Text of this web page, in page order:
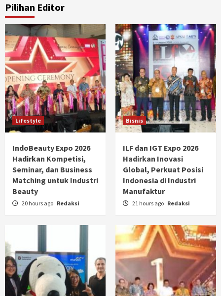
Pilihan Editor
Lifestyle
IndoBeauty Expo 2026
Hadirkan Kompetisi,
Seminar, dan Business
Matching untuk Industri
Beauty
20 hours ago Redaksi
Bisnis
ILF dan IGT Expo 2026
Hadirkan Inovasi
Global, Perkuat Posisi
Indonesia di Industri
Manufaktur
21 hours ago Redaksi